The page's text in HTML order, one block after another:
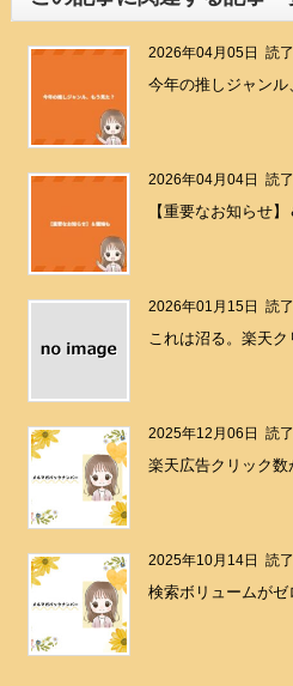
2026年04月05日 読
今年の推しジャンル
2026年04月04日 読
【重要なお知らせ
2026年01月15日 読
これは沼る。楽天ク
2025年12月06日 読
楽天広告クリック
2025年10月14日 読
検索ボリュームが